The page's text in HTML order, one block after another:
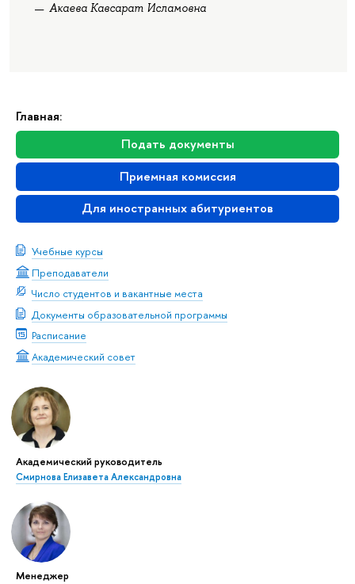
Главная:
Подать документы
Приемная комиссия
Для иностранных абитуриентов
Учебные курсы
Преподаватели
Число студентов и вакантные места
Документы образовательной программы
Расписание
Академический совет
Академический руководитель
Смирнова Елизавета Александровна
Менеджер
Акаева Кавсарат Исламовна